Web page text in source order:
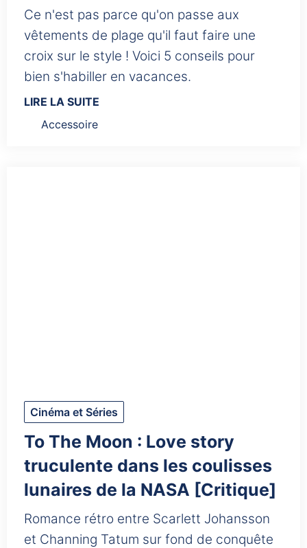
Ce n'est pas parce qu'on passe aux
vêtements de plage qu'il faut faire une
croix sur le style ! Voici 5 conseils pour
LIRE LA SUITE
Accessoire
Cinéma et Séries
To The Moon : Love story
truculente dans les coulisses
lunaires de la NASA [Critique]
Romance rétro entre Scarlett Johansson
et Channing Tatum sur fond de conquête